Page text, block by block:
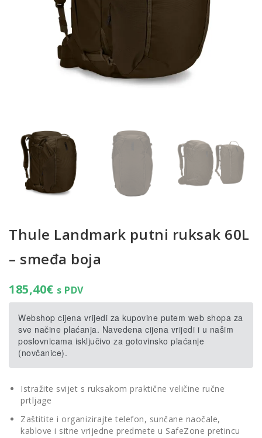
Thule Landmark putni ruksak 60L
– smeđa boja
185,40€ s PDV
Webshop cijena vrijedi za kupovine putem web shopa za
sve načine plaćanja. Navedena cijena vrijedi i u našim
poslovnicama isključivo za gotovinsko plaćanje
(novčanice).
Istražite svijet s ruksakom praktične veličine ručne
prtljage
Zaštitite i organizirajte telefon, sunčane naočale,
kablove i sitne vrijedne predmete u SafeZone pretincu